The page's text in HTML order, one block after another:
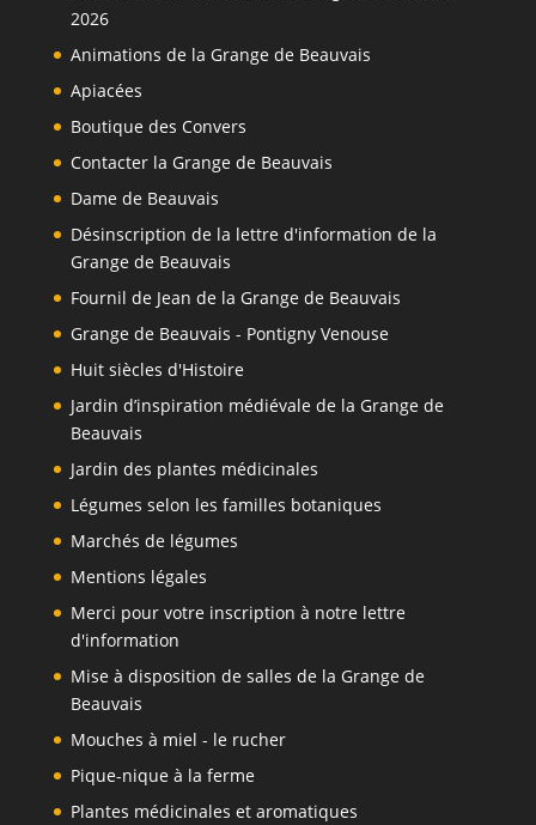
2026
Animations de la Grange de Beauvais
Apiacées
Boutique des Convers
Contacter la Grange de Beauvais
Dame de Beauvais
Désinscription de la lettre d'information de la
Grange de Beauvais
Fournil de Jean de la Grange de Beauvais
Grange de Beauvais - Pontigny Venouse
Huit siècles d'Histoire
Jardin d’inspiration médiévale de la Grange de
Beauvais
Jardin des plantes médicinales
Légumes selon les familles botaniques
Marchés de légumes
Mentions légales
Merci pour votre inscription à notre lettre
d'information
Mise à disposition de salles de la Grange de
Beauvais
Mouches à miel - le rucher
Pique-nique à la ferme
Plantes médicinales et aromatiques